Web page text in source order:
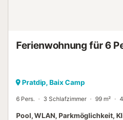
Ferienwohnung für 6
Pratdip, Baix Camp
6 Pers. 3 Schlafzimmer 99 m²
Pool, WLAN, Parkmöglichkeit,